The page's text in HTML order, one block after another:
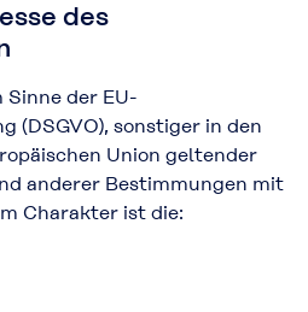
des
der EU-
(DSGVO), sonstiger in den
Union geltender
anderer Bestimmungen mit
Charakter ist die: